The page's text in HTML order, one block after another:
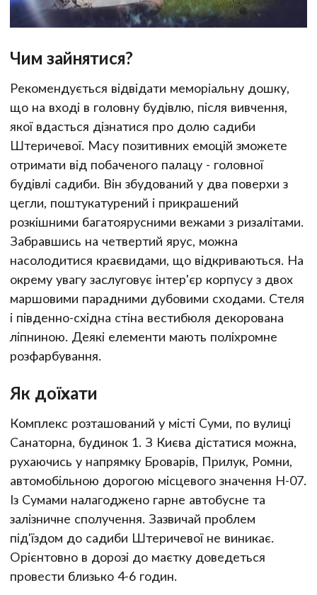
Чим зайнятися?
Рекомендується відвідати меморіальну дошку,
що на вході в головну будівлю, після вивчення,
якої вдасться дізнатися про долю садиби
Штеричевої. Масу позитивних емоцій зможете
отримати від побаченого палацу - головної
будівлі садиби. Він збудований у два поверхи з
цегли, поштукатурений і прикрашений
розкішними багатоярусними вежами з ризалітами.
Забравшись на четвертий ярус, можна
насолодитися краєвидами, що відкриваються. На
окрему увагу заслуговує інтер'єр корпусу з двох
маршовими парадними дубовими сходами. Стеля
і південно-східна стіна вестибюля декорована
ліпниною. Деякі елементи мають поліхромне
розфарбування.
Як доїхати
Комплекс розташований у місті Суми, по вулиці
Санаторна, будинок 1. З Києва дістатися можна,
рухаючись у напрямку Броварів, Прилук, Ромни,
автомобільною дорогою місцевого значення Н-07.
Із Сумами налагоджено гарне автобусне та
залізничне сполучення. Зазвичай проблем
під'їздом до садиби Штеричевої не виникає.
Орієнтовно в дорозі до маєтку доведеться
провести близько 4-6 годин.